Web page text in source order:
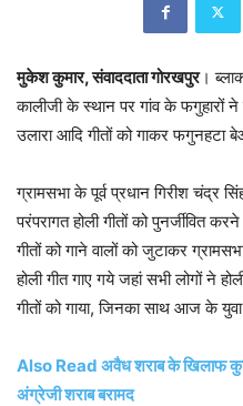
मुकेश कुमार, संवाददाता गोरखपुर।
कालीजी के स्थान पर गांव के फगुहारों
उलारा आदि गीतों को गाकर फगुनहटा
ग्रामसभा के पूर्व प्रधान गिरीश चंद्र
परंपरागत होली गीतों को पुनर्जीवित
गीतों को गाने वालों को जुटाकर
होली गीत गाए गये जहां सभी लोगों ने
गीतों को गाया, जिनका साथ आज के युवा
Also Read अवैध शराब के खिलाफ
अंग्रेजी शराब बरामद